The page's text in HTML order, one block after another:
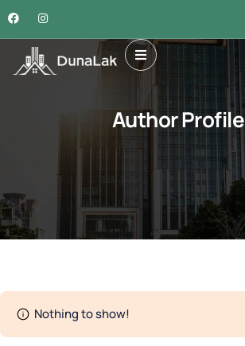
Author Profile
Nothing to show!